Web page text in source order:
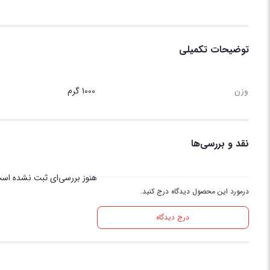
توضیحات تکمیلی
وزن 1000 گرم
نقد و بررسی‌ها
درمورد این محصول دیدگاه درج کنید.
درج دیدگاه
هنوز بررسی‌ای ثبت نشده